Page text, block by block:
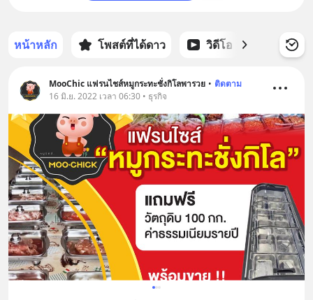
หน้าหลัก โพสต์ที่ได้ดาว วิดีโอ พอดแ
MooChic แฟรนไชส์หมูกระทะชั่งกิโลพารวย • ติดตาม
16 มิ.ย. 2022 เวลา 06:30 • ธุรกิจ